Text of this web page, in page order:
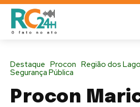
Destaque Procon Região dos
Segurança Pública
Procon